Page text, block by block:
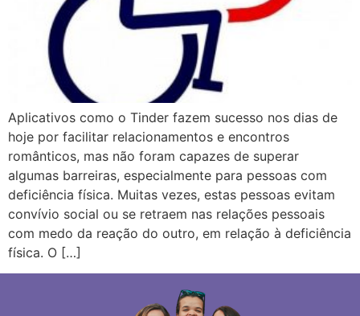
Aplicativos como o Tinder fazem sucesso nos dias de
hoje por facilitar relacionamentos e encontros
românticos, mas não foram capazes de superar
algumas barreiras, especialmente para pessoas com
deficiência física. Muitas vezes, estas pessoas evitam
convívio social ou se retraem nas relações pessoais
com medo da reação do outro, em relação à deficiência
física. O […]